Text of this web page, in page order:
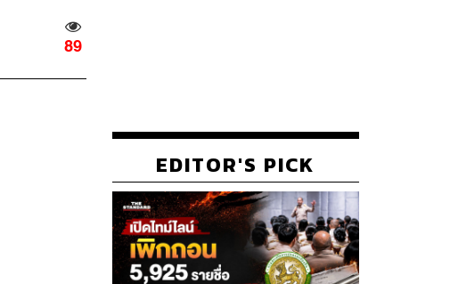
89
EDITOR'S PICK